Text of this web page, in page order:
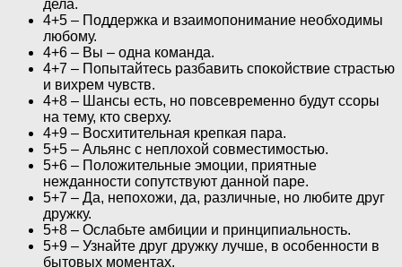
дела.
4+5 – Поддержка и взаимопонимание необходимы
любому.
4+6 – Вы – одна команда.
4+7 – Попытайтесь разбавить спокойствие страстью
и вихрем чувств.
4+8 – Шансы есть, но повсевременно будут ссоры
на тему, кто сверху.
4+9 – Восхитительная крепкая пара.
5+5 – Альянс с неплохой совместимостью.
5+6 – Положительные эмоции, приятные
нежданности сопутствуют данной паре.
5+7 – Да, непохожи, да, различные, но любите друг
дружку.
5+8 – Ослабьте амбиции и принципиальность.
5+9 – Узнайте друг дружку лучше, в особенности в
бытовых моментах.